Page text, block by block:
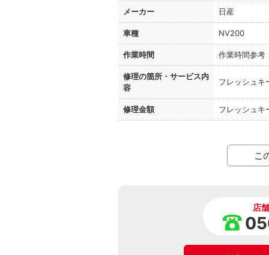
メーカー 日産
車種 NV200
作業時間 作業時間参考
修理の箇所・ サービス内
容
フレッシュキ
修理金額 フレッシュ
こ
店